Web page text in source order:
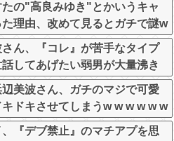
の"高良みゆき"とかいうキャ
理由、改めて見るとガチで謎w
さん、『コレ』が苦手なタイプ
してあげたい弱男が大量沸き
w w w w w
辺美波さん、ガチのマジで可愛
ドキさせてしまうw w w w w w
、『デブ禁止』のマチアプを思